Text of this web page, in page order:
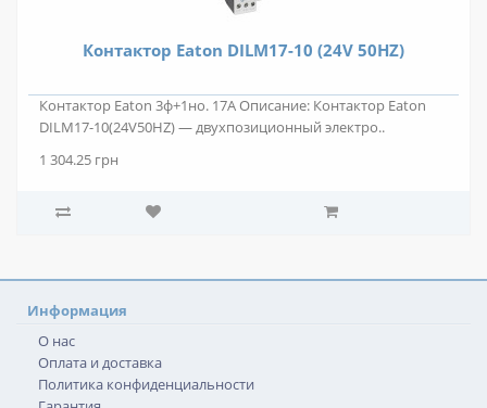
Контактор Eaton DILM17-10 (24V 50HZ)
Контактор Eaton 3ф+1но. 17А Описание: Контактор Eaton
DILM17-10(24V50HZ) — двухпозиционный электро..
1 304.25 грн
Информация
О нас
Оплата и доставка
Политика конфиденциальности